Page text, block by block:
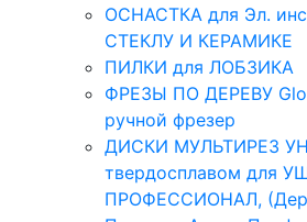
ОСНАСТКА для Эл.
СТЕКЛУ И КЕРАМИКЕ
ПИЛКИ для ЛОБЗИКА
ФРЕЗЫ ПО ДЕРЕВУ
ручной фрезер
ДИСКИ МУЛЬТИРЕЗ
твердосплавом для
ПРОФЕССИОНАЛ,